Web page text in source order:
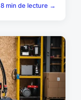
8 min de lecture →